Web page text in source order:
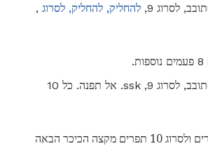
להחליק, להחליק, לסרוג ,
פרל 9, להחליק 1, להסתובב, לסרוג 9, ssk. אל תפנה. כל 10
עבור הכיכר הבאה, להרים ולסרוג 10 תפרים מקצה הכיכר הבאה